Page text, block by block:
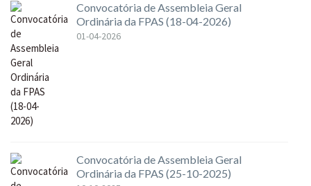
Convocatória de Assembleia Geral
Ordinária da FPAS (18-04-2026)
01-04-2026
Convocatória de Assembleia Geral
Ordinária da FPAS (25-10-2025)